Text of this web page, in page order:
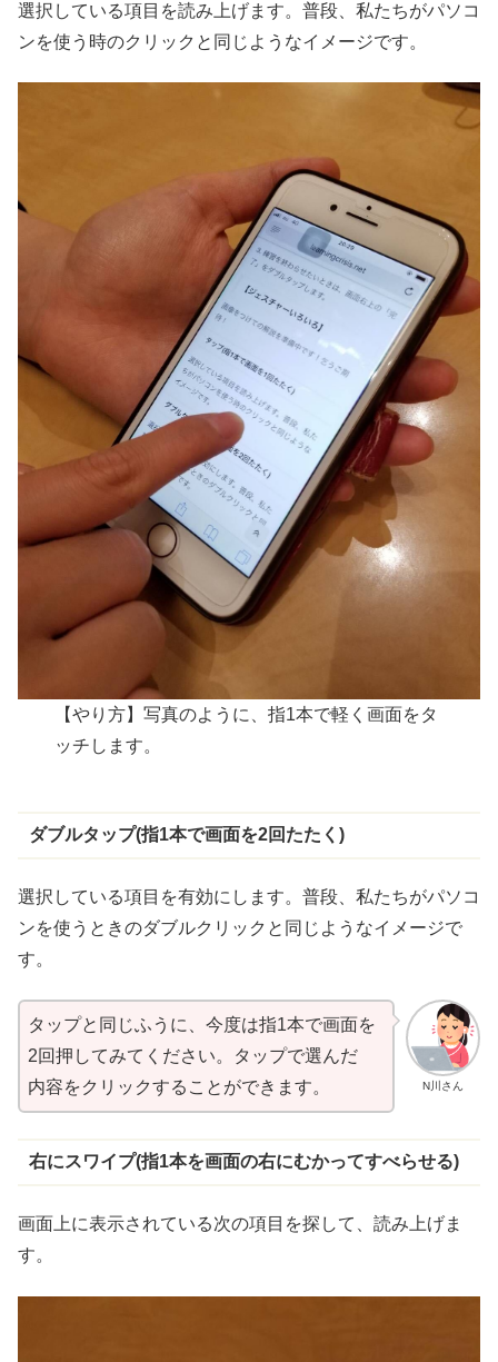
選択 している項目 を読み上げます。 普段 、私たちがパソコ
ンを使う時のクリックと同じようなイメージです。
【やり方】写真のように、指1本で軽く画面をタ
ッチします。
ダブルタップ(指1本で画面を2回 たたく)
選択 している項目 を有効にします。 普段 、私たちがパソコ
ンを使うときのダブルクリックと同じようなイメージで
す。
N川さん
タップと同じふうに、今度は指1本で画面を
2回押してみてください。タップで選んだ
内容をクリックすることができます。
右にスワイプ(指1本を画面の右にむかってすべらせる)
画面上に表示されている次の項目を探して、読み上げま
す。